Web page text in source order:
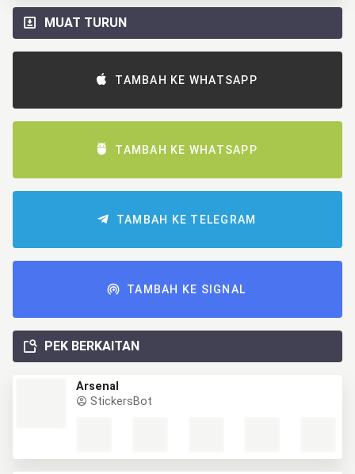
MUAT TURUN
TAMBAH KE WHATSAPP
TAMBAH KE WHATSAPP
TAMBAH KE TELEGRAM
TAMBAH KE SIGNAL
PEK BERKAITAN
Arsenal
StickersBot